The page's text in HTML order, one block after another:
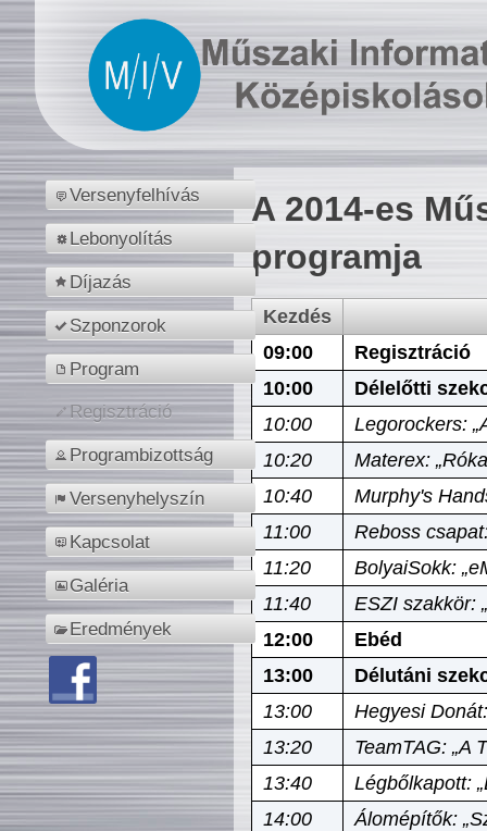
Versenyfelhívás
Lebonyolítás
Díjazás
Szponzorok
Program
Regisztráció
Programbizottság
Versenyhelyszín
Kapcsolat
Galéria
Eredmények
A 2014-es
programja
Kezdés
09:00
Regisztráció
10:00
Délelőtti
10:00
Legorockers:
10:20
Materex:
10:40
Murphy's
11:00
Reboss
11:20
BolyaiSokk:
11:40
ESZI szakkör:
12:00
Ebéd
13:00
Délutáni
13:00
Hegyesi
13:20
TeamTAG: „A
13:40
Légbőlkapott:
14:00
Álomépítők: